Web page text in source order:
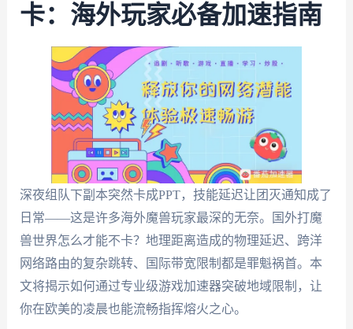
卡：海外玩家必备加速指南
深夜组队下副本突然卡成PPT，技能延迟让团灭通知成了
日常——这是许多海外魔兽玩家最深的无奈。国外打魔
兽世界怎么才能不卡？地理距离造成的物理延迟、跨洋
网络路由的复杂跳转、国际带宽限制都是罪魁祸首。本
文将揭示如何通过专业级游戏加速器突破地域限制，让
你在欧美的凌晨也能流畅指挥熔火之心。